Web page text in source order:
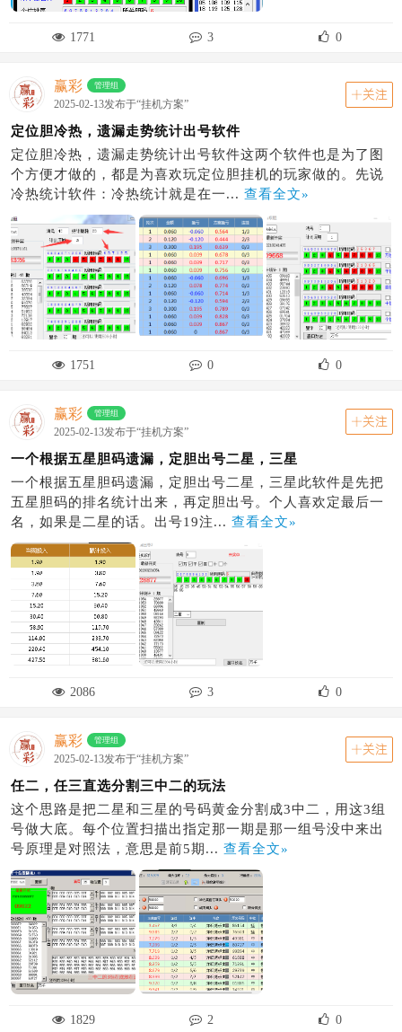
1771 3 0
赢彩 管理组
2025-02-13发布于“挂机方案”
关注
定位胆冷热，遗漏走势统计出号软件
定位胆冷热，遗漏走势统计出号软件这两个软件也是为了图
个方便才做的，都是为喜欢玩定位胆挂机的玩家做的。先说
冷热统计软件：冷热统计就是在一... 查看全文»
1751 0 0
赢彩 管理组
2025-02-13发布于“挂机方案”
关注
一个根据五星胆码遗漏，定胆出号二星，三星
一个根据五星胆码遗漏，定胆出号二星，三星此软件是先把
五星胆码的排名统计出来，再定胆出号。个人喜欢定最后一
名，如果是二星的话。出号19注... 查看全文»
2086 3 0
赢彩 管理组
2025-02-13发布于“挂机方案”
关注
任二，任三直选分割三中二的玩法
这个思路是把二星和三星的号码黄金分割成3中二，用这3组
号做大底。每个位置扫描出指定那一期是那一组号没中来出
号原理是对照法，意思是前5期... 查看全文»
1829 2 0